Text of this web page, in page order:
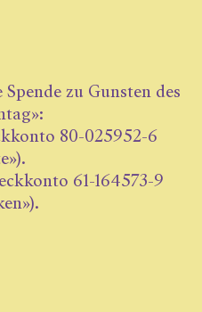
zu Gunsten des
80-025952-6
61-164573-9